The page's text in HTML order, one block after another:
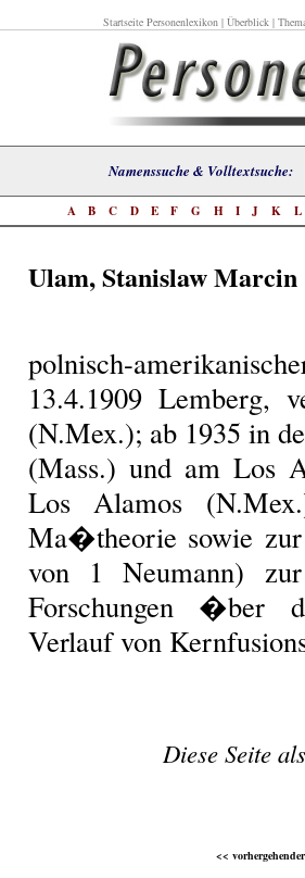
Startseite Personenlexikon| Überblick|
Namenssuche &
A B C D E F G H I J K L
Ulam, Stanislaw Marcin
polnisch-
13.4.1909 Lemberg,
(N.Mex.); ab 1935 in
(Mass.) und am Los
Los Alamos
Ma�theorie sowie
von 1 Neumann)
Forschungen
Verlauf von
Diese Seite
<<